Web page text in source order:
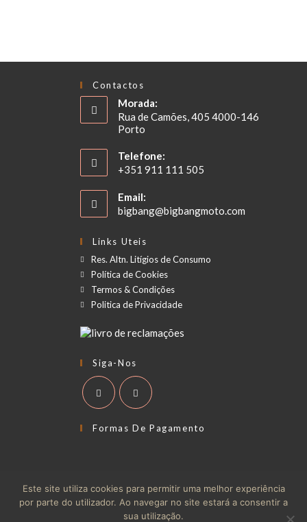
Contactos
Morada:
Rua de Camões, 405 4000-146
Porto
Telefone:
+351 911 111 505
Email:
bigbang@bigbangmoto.com
Links Uteis
Res. Altn. Litígios de Consumo
Política de Cookies
Termos & Condições
Politica de Privacidade
Siga-Nos
Formas De Pagamento
Termos & Condições Politica de Privacidade
Este site utiliza cookies para permitir uma melhor experiência
por parte do utilizador. Ao navegar no site estará a consentir a
sua utilização.